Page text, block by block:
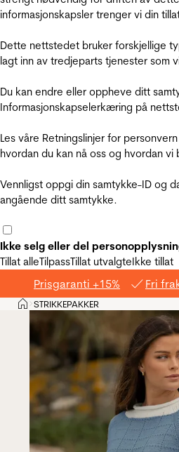
informasjonskapsler trenger vi din
Dette nettstedet bruker forskjellige
lagt inn av tredjeparts tjenester som
Du kan endre eller oppheve ditt
Informasjonskapselerkæring på
Les våre Retningslinjer for
hvordan du kan nå oss og hvordan
Vennligst oppgi din samtykke-ID og
angående ditt samtykke.
Ikke selg eller del
Tillat alleTilpassTillat utvalgteIkke tillat
Prisgaranti +15% Fri
Hjem
>STRIKKEPAKKER